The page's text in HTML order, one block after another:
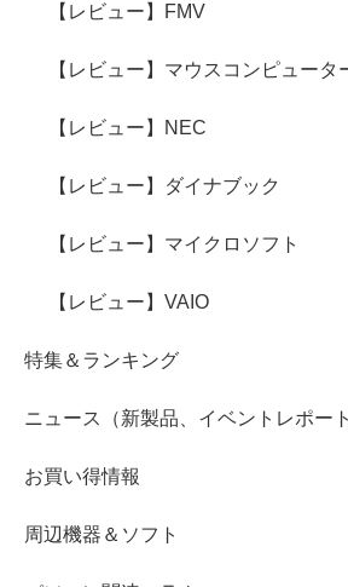
【レビュー】FMV
【レビュー】マウスコンピュータ
【レビュー】NEC
【レビュー】ダイナブック
【レビュー】マイクロソフト
【レビュー】VAIO
特集＆ランキング
ニュース（新製品、イベントレポート
お買い得情報
周辺機器＆ソフト